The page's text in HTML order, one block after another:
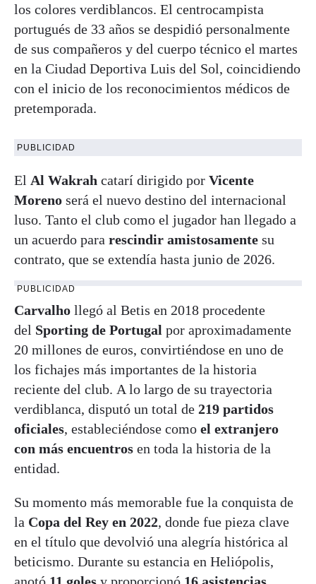
los colores verdiblancos. El centrocampista
portugués de 33 años se despidió personalmente
de sus compañeros y del cuerpo técnico el martes
en la Ciudad Deportiva Luis del Sol, coincidiendo
con el inicio de los reconocimientos médicos de
pretemporada.
PUBLICIDAD
El Al Wakrah catarí dirigido por Vicente
Moreno será el nuevo destino del internacional
luso. Tanto el club como el jugador han llegado a
un acuerdo para rescindir amistosamente su
contrato, que se extendía hasta junio de 2026.
PUBLICIDAD
Carvalho llegó al Betis en 2018 procedente
del Sporting de Portugal por aproximadamente
20 millones de euros, convirtiéndose en uno de
los fichajes más importantes de la historia
reciente del club. A lo largo de su trayectoria
verdiblanca, disputó un total de 219 partidos
oficiales, estableciéndose como el extranjero
con más encuentros en toda la historia de la
entidad.
Su momento más memorable fue la conquista de
la Copa del Rey en 2022, donde fue pieza clave
en el título que devolvió una alegría histórica al
beticismo. Durante su estancia en Heliópolis,
anotó 11 goles y proporcionó 16 asistencias